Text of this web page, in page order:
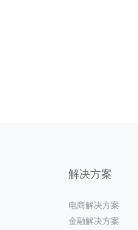
解决方案
电商解决方案
金融解决方案